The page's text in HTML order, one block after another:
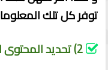
توفر كل تلك
2) تحديد المحتوى الملائم للعميل: